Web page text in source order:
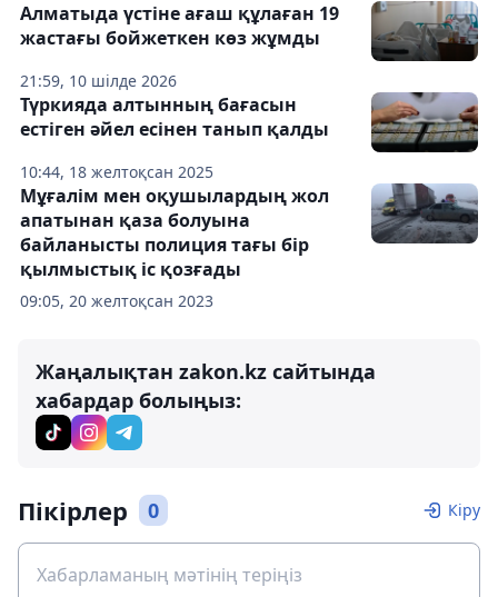
21:59, 10 шілде 2026
Алматыда үстіне ағаш құлаған 19
жастағы бойжеткен көз жұмды
10:44, 18 желтоқсан 2025
Түркияда алтынның бағасын
естіген әйел есінен танып қалды
09:05, 20 желтоқсан 2023
Мұғалім мен оқушылардың жол
апатынан қаза болуына
байланысты полиция тағы бір
қылмыстық іс қозғады
Жаңалықтан zakon.kz сайтында
хабардар болыңыз:
Пікірлер 0 Кіру